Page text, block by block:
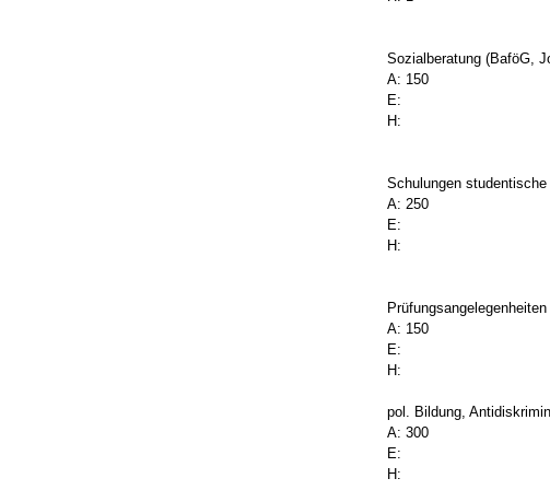
Sozialberatung (BaföG,
A: 150
E:
H:
Schulungen
A: 250
E:
H:
A: 150
E:
H:
pol. Bildung,
A: 300
E:
H: